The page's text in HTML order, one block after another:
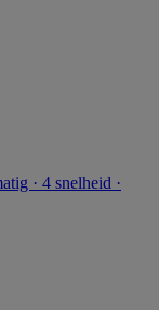
· 4 snelheid ·